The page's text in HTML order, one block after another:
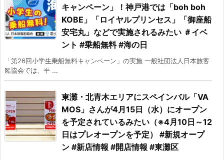
キャンペーン」！神戸港では「boh boh
KOBE」「ロイヤルプリンセス」「御座船
安宅丸」などで実施されるみたい ＃イベ
ント #乗船無料 #海の日
「第26回小学生乗船無料キャンペーン」の実施 一般社団法人日本旅客
船協会では、平 ...
東灘・北青木エリアにスペインバル「VA
MOS」さんが4月15日（水）にオープン
を予定されているみたい（※4月10日～12
日はプレオープンを予定） #新規オープ
ン #新店情報 #開店情報 #東灘区